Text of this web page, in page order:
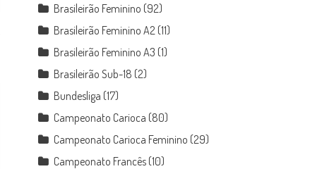
Brasileirão Feminino (92)
Brasileirão Feminino A2 (11)
Brasileirão Feminino A3 (1)
Brasileirão Sub-18 (2)
Bundesliga (17)
Campeonato Carioca (80)
Campeonato Carioca Feminino (29)
Campeonato Francês (10)